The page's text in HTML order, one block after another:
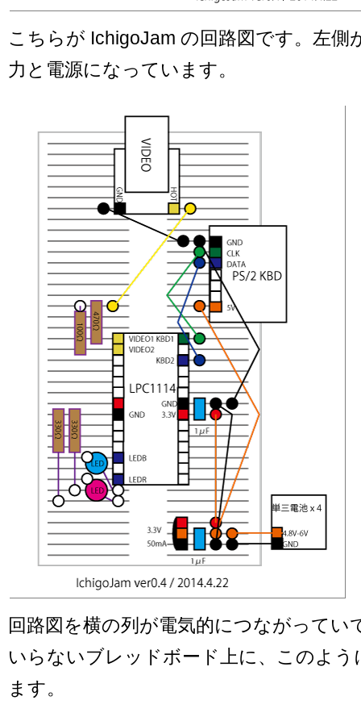
こちらが IchigoJam の回路図です。左側
力と電源になっています。
回路図を横の列が電気的につながってい
いらないブレッドボード上に、このよう
ます。